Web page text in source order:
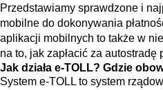
Przedstawiamy sprawdzone i
mobilne do dokonywania
aplikacji mobilnych to także w
na to, jak zapłacić za autostradę
Jak działa e-TOLL? Gdzie
System e-TOLL to system